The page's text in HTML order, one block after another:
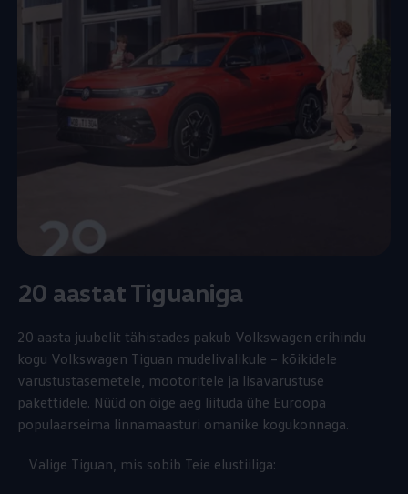
20 aastat Tiguaniga
20 aasta juubelit tähistades pakub Volkswagen erihindu
kogu Volkswagen Tiguan mudelivalikule – kõikidele
varustustasemetele, mootoritele ja lisavarustuse
pakettidele. Nüüd on õige aeg liituda ühe Euroopa
populaarseima linnamaasturi omanike kogukonnaga.
Valige Tiguan, mis sobib Teie elustiiliga: